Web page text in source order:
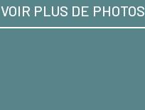
VOIR PLUS DE PHOTOS